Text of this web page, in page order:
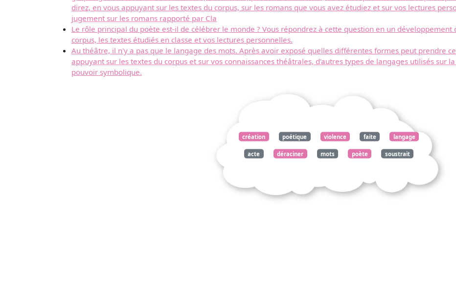
direz, en vous appuyant sur les textes du corpus, sur les romans que vous avez étudiez et sur vos lectures
jugement sur les romans rapporté par Cla
Le rôle principal du poète est-il de célébrer le monde ? Vous répondrez à cette question en un développement
corpus, les textes étudiés en classe et vos lectures personnelles.
Au théâtre, il n'y a pas que le langage des mots. Après avoir exposé quelles différentes formes peut prendre
appuyant sur les textes du corpus et sur vos connaissances théâtrales, d'autres types de langages utilisés sur
pouvoir symbolique.
création poétique violence faite langage
acte déraciner mots poète soustrait
mexicain octavio